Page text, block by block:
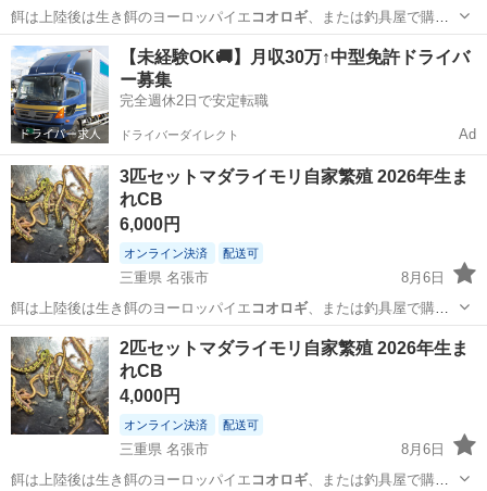
餌は上陸後は生き餌のヨーロッパイエ コオロギ、または釣具屋で購入
しているサシを与…
三重 名張市 その他 マダライモリ
【未経験OK🚚】月収30万↑中型免許ドライバ
ー募集
完全週休2日で安定転職
ドライバーダイレクト Ad
3匹セットマダライモリ自家繁殖 2026年生ま
れCB
6,000円
オンライン決済 配送可
三重県 名張市
8月6日
餌は上陸後は生き餌のヨーロッパイエ コオロギ、または釣具屋で購入
しているサシを与…
三重 名張市 その他 マダライモリ
2匹セットマダライモリ自家繁殖 2026年生ま
れCB
4,000円
オンライン決済 配送可
三重県 名張市
8月6日
餌は上陸後は生き餌のヨーロッパイエ コオロギ、または釣具屋で購入